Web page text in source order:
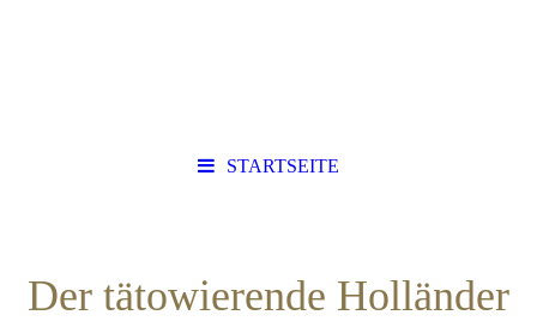
STARTSEITE
Der tätowierende Holländer